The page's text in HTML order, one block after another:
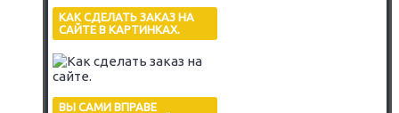
КАК СДЕЛАТЬ ЗАКАЗ НА
САЙТЕ В КАРТИНКАХ.
ВЫ САМИ ВПРАВЕ